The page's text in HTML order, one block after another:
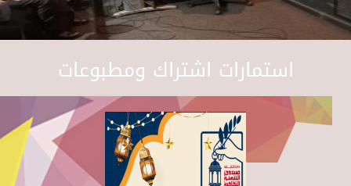
استمارات اشتراك ومطبوعات